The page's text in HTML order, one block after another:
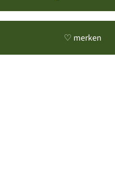
♡ merken